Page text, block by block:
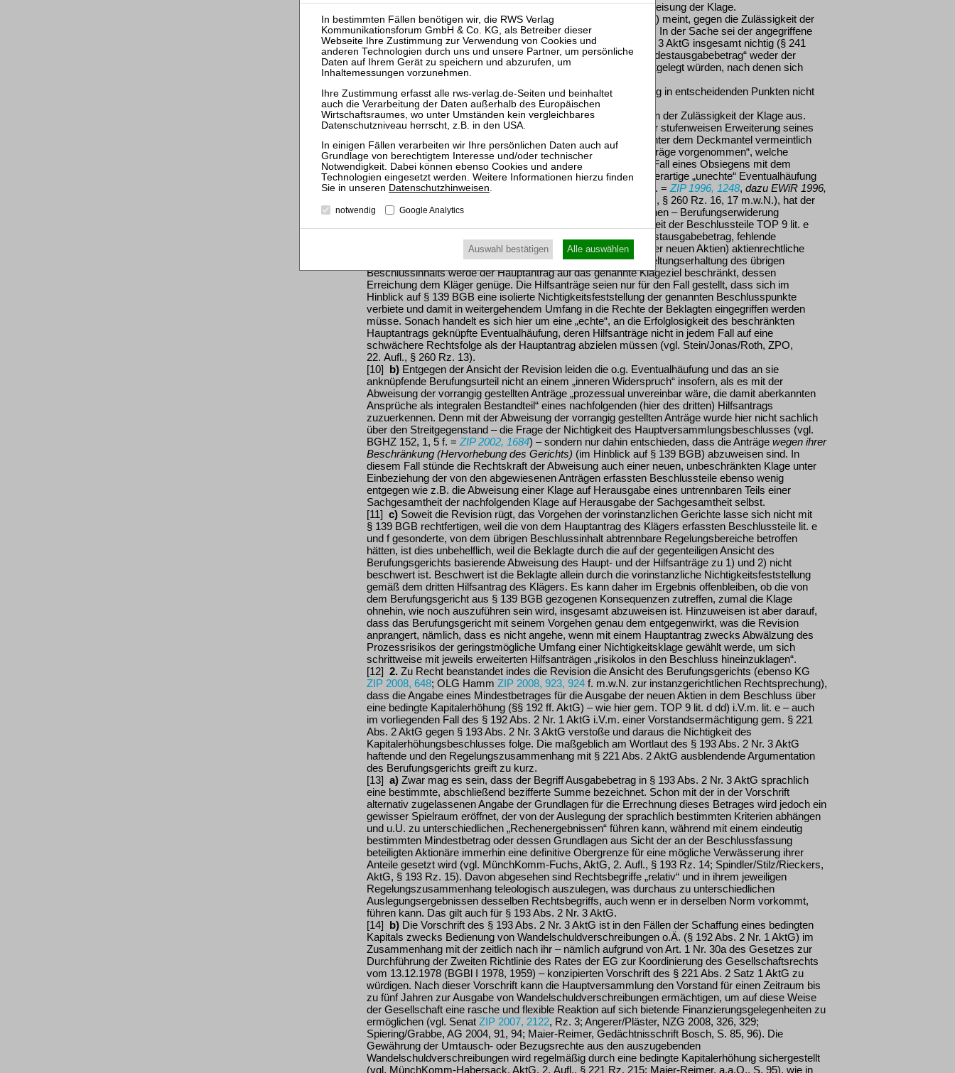
[5] Die Revision der Beklagten ist begründet und führt zur Abweisung der Klage.
[6]I.Das Berufungsgericht ( ZIP 2008, 926
= AG 2008, 85) meint, gegen die Zulässigkeit der
von dem Kläger gestellten Anträge bestünden keine Bedenken. In der Sache sei der angegriffene
Beschluss zu TOP 9 wegen Verstoßes gegen § 193 Abs. 2 Nr. 3 AktG insgesamt nichtig (§ 241
Nr. 3 AktG), weil mit dem in TOP 9 lit. d dd) angegebenen „Mindestausgabebetrag“ weder der
„Ausgabebetrag“ für die neuen Aktien noch die Grundlagen festgelegt würden, nach denen sich
dieser Betrag errechne.
[7]II.Das Berufungsurteil hält revisionsrechtlicher Nachprüfung in entscheidenden Punkten nicht
stand.
[8]1.Noch zutreffend geht allerdings das Berufungsgericht von der Zulässigkeit der Klage aus.
[9]a)Entgegen der Ansicht der Revision hat der Kläger mit der stufenweisen Erweiterung seines
Hauptantrags um jeweils einen weiteren Beschlussteil nicht „unter dem Deckmantel vermeintlich
echter Hilfsanträge eine uneigentliche Eventualhäufung der Anträge vorgenommen“, welche
dadurch charakterisiert wäre, dass der Hilfsantrag nur für den Fall eines Obsiegens mit dem
Hauptantrag gestellt wird. Abgesehen davon, dass auch eine derartige „unechte“ Eventualhäufung
nicht per se unzulässig wäre (vgl. Senat BGHZ 132, 390, 397 f. = ZIP 1996, 1248, dazu EWiR 1996,
(v. Gerkan); MünchKomm-Becker-Eberhard, ZPO, 3. Aufl., § 260 Rz. 16, 17 m.w.N.), hat der
Kläger in seiner – von der Revision selbst in Bezug genommenen – Berufungserwiderung
klargestellt, dass er in erster Linie die Feststellung der Nichtigkeit der Beschlussteile TOP 9 lit. e
und f erstrebe, weil diese gleich in mehrfacher Hinsicht (Mindestausgabebetrag, fehlende
Festsetzung der Anzahl undZIP Heft 33/2009, Seite 1568
Art der neuen Aktien) aktienrechtliche
Bestimmungen verletzten. Zwecks möglichst weitgehender Geltungserhaltung des übrigen
Beschlussinhalts werde der Hauptantrag auf das genannte Klageziel beschränkt, dessen
Erreichung dem Kläger genüge. Die Hilfsanträge seien nur für den Fall gestellt, dass sich im
Hinblick auf § 139 BGB eine isolierte Nichtigkeitsfeststellung der genannten Beschlusspunkte
verbiete und damit in weitergehendem Umfang in die Rechte der Beklagten eingegriffen werden
müsse. Sonach handelt es sich hier um eine „echte“, an die Erfolglosigkeit des beschränkten
Hauptantrags geknüpfte Eventualhäufung, deren Hilfsanträge nicht in jedem Fall auf eine
schwächere Rechtsfolge als der Hauptantrag abzielen müssen (vgl. Stein/Jonas/Roth, ZPO,
22. Aufl., § 260 Rz. 13).
[10] b) Entgegen der Ansicht der Revision leiden die o.g. Eventualhäufung und das an sie
anknüpfende Berufungsurteil nicht an einem „inneren Widerspruch“ insofern, als es mit der
Abweisung der vorrangig gestellten Anträge „prozessual unvereinbar wäre, die damit aberkannten
Ansprüche als integralen Bestandteil“ eines nachfolgenden (hier des dritten) Hilfsantrags
zuzuerkennen. Denn mit der Abweisung der vorrangig gestellten Anträge wurde hier nicht sachlich
über den Streitgegenstand – die Frage der Nichtigkeit des Hauptversammlungsbeschlusses (vgl.
BGHZ 152, 1, 5 f. = ZIP 2002, 1684) – sondern nur dahin entschieden, dass die Anträge wegen ihrer
Beschränkung (Hervorhebung des Gerichts) (im Hinblick auf § 139 BGB) abzuweisen sind. In
diesem Fall stünde die Rechtskraft der Abweisung auch einer neuen, unbeschränkten Klage unter
Einbeziehung der von den abgewiesenen Anträgen erfassten Beschlussteile ebenso wenig
entgegen wie z.B. die Abweisung einer Klage auf Herausgabe eines untrennbaren Teils einer
Sachgesamtheit der nachfolgenden Klage auf Herausgabe der Sachgesamtheit selbst.
[11] c) Soweit die Revision rügt, das Vorgehen der vorinstanzlichen Gerichte lasse sich nicht mit
§ 139 BGB rechtfertigen, weil die von dem Hauptantrag des Klägers erfassten Beschlussteile lit. e
und f gesonderte, von dem übrigen Beschlussinhalt abtrennbare Regelungsbereiche betroffen
hätten, ist dies unbehelflich, weil die Beklagte durch die auf der gegenteiligen Ansicht des
Berufungsgerichts basierende Abweisung des Haupt- und der Hilfsanträge zu 1) und 2) nicht
beschwert ist. Beschwert ist die Beklagte allein durch die vorinstanzliche Nichtigkeitsfeststellung
gemäß dem dritten Hilfsantrag des Klägers. Es kann daher im Ergebnis offenbleiben, ob die von
dem Berufungsgericht aus § 139 BGB gezogenen Konsequenzen zutreffen, zumal die Klage
ohnehin, wie noch auszuführen sein wird, insgesamt abzuweisen ist. Hinzuweisen ist aber darauf,
dass das Berufungsgericht mit seinem Vorgehen genau dem entgegenwirkt, was die Revision
anprangert, nämlich, dass es nicht angehe, wenn mit einem Hauptantrag zwecks Abwälzung des
Prozessrisikos der geringstmögliche Umfang einer Nichtigkeitsklage gewählt werde, um sich
schrittweise mit jeweils erweiterten Hilfsanträgen „risikolos in den Beschluss hineinzuklagen“.
[12] 2. Zu Recht beanstandet indes die Revision die Ansicht des Berufungsgerichts (ebenso KG
ZIP 2008, 648; OLG Hamm ZIP 2008, 923, 924 f. m.w.N. zur instanzgerichtlichen Rechtsprechung),
dass die Angabe eines Mindestbetrages für die Ausgabe der neuen Aktien in dem Beschluss über
eine bedingte Kapitalerhöhung (§§ 192 ff. AktG) – wie hier gem. TOP 9 lit. d dd) i.V.m. lit. e – auch
im vorliegenden Fall des § 192 Abs. 2 Nr. 1 AktG i.V.m. einer Vorstandsermächtigung gem. § 221
Abs. 2 AktG gegen § 193 Abs. 2 Nr. 3 AktG verstoße und daraus die Nichtigkeit des
Kapitalerhöhungsbeschlusses folge. Die maßgeblich am Wortlaut des § 193 Abs. 2 Nr. 3 AktG
haftende und den Regelungszusammenhang mit § 221 Abs. 2 AktG ausblendende Argumentation
des Berufungsgerichts greift zu kurz.
[13] a) Zwar mag es sein, dass der Begriff Ausgabebetrag in § 193 Abs. 2 Nr. 3 AktG sprachlich
eine bestimmte, abschließend bezifferte Summe bezeichnet. Schon mit der in der Vorschrift
alternativ zugelassenen Angabe der Grundlagen für die Errechnung dieses Betrages wird jedoch ein
gewisser Spielraum eröffnet, der von der Auslegung der sprachlich bestimmten Kriterien abhängen
und u.U. zu unterschiedlichen „Rechenergebnissen“ führen kann, während mit einem eindeutig
bestimmten Mindestbetrag oder dessen Grundlagen aus Sicht der an der Beschlussfassung
beteiligten Aktionäre immerhin eine definitive Obergrenze für eine mögliche Verwässerung ihrer
Anteile gesetzt wird (vgl. MünchKomm-Fuchs, AktG, 2. Aufl., § 193 Rz. 14; Spindler/Stilz/Rieckers,
AktG, § 193 Rz. 15). Davon abgesehen sind Rechtsbegriffe „relativ“ und in ihrem jeweiligen
Regelungszusammenhang teleologisch auszulegen, was durchaus zu unterschiedlichen
Auslegungsergebnissen desselben Rechtsbegriffs, auch wenn er in derselben Norm vorkommt,
führen kann. Das gilt auch für § 193 Abs. 2 Nr. 3 AktG.
[14] b) Die Vorschrift des § 193 Abs. 2 Nr. 3 AktG ist in den Fällen der Schaffung eines bedingten
Kapitals zwecks Bedienung von Wandelschuldverschreibungen o.Ä. (§ 192 Abs. 2 Nr. 1 AktG) im
Zusammenhang mit der zeitlich nach ihr – nämlich aufgrund von Art. 1 Nr. 30a des Gesetzes zur
Durchführung der Zweiten Richtlinie des Rates der EG zur Koordinierung des Gesellschaftsrechts
vom 13.12.1978 (BGBl I 1978, 1959) – konzipierten Vorschrift des § 221 Abs. 2 Satz 1 AktG zu
würdigen. Nach dieser Vorschrift kann die Hauptversammlung den Vorstand für einen Zeitraum bis
zu fünf Jahren zur Ausgabe von Wandelschuldverschreibungen ermächtigen, um auf diese Weise
der Gesellschaft eine rasche und flexible Reaktion auf sich bietende Finanzierungsgelegenheiten zu
ermöglichen (vgl. Senat ZIP 2007, 2122, Rz. 3; Angerer/Pläster, NZG 2008, 326, 329;
Spiering/Grabbe, AG 2004, 91, 94; Maier-Reimer, Gedächtnisschrift Bosch, S. 85, 96). Die
Gewährung der Umtausch- oder Bezugsrechte aus den auszugebenden
Wandelschuldverschreibungen wird regelmäßig durch eine bedingte Kapitalerhöhung sichergestellt
(vgl. MünchKomm-Habersack, AktG, 2. Aufl., § 221 Rz. 215; Maier-Reimer, a.a.O., S. 95), wie in
Datenschutzhinweisen.
notwendig Google Analytics
Auswahl bestätigen Alle auswählen